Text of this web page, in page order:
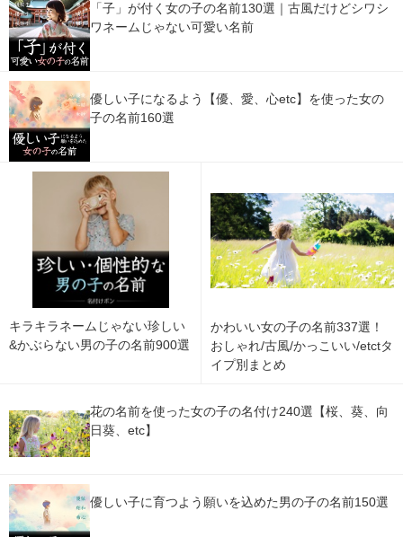
「子」が付く女の子の名前130選｜古風だけどシワシ
ワネームじゃない可愛い名前
優しい子になるよう【優、愛、心etc】を使った女の
子の名前160選
キラキラネームじゃない珍しい
&かぶらない男の子の名前900選
かわいい女の子の名前337選！
おしゃれ/古風/かっこいい/etctタ
イプ別まとめ
花の名前を使った女の子の名付け240選【桜、葵、向
日葵、etc】
優しい子に育つよう願いを込めた男の子の名前150選